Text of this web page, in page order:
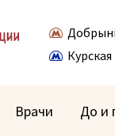
Курская
Врачи До и